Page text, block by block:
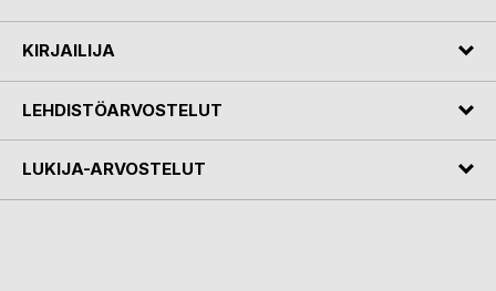
KIRJAILIJA
LEHDISTÖARVOSTELUT
LUKIJA-ARVOSTELUT